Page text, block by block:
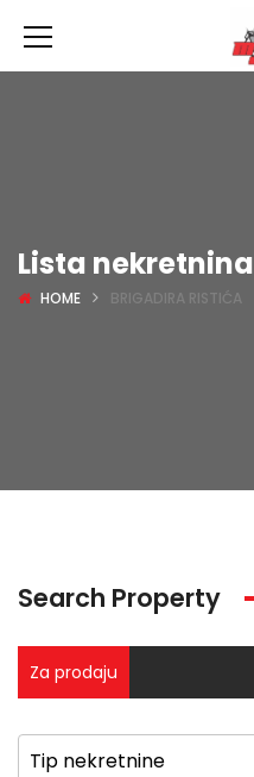
Lista nekretnina
HOME BRIGADIRA RISTIĆA
Search Property
Za prodaju